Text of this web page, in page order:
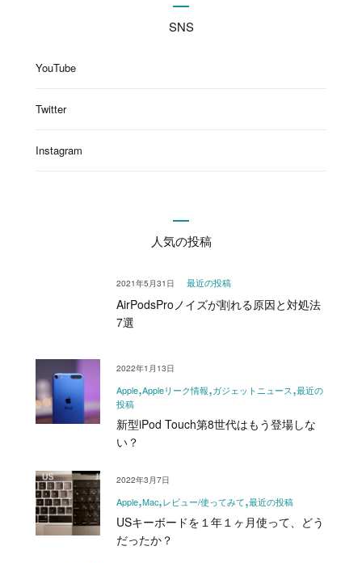
SNS
YouTube
Twitter
Instagram
人気の投稿
最近の投稿
AirPodsProノイズが割れる原因と対処法
7選
2021年5月31日
Apple Appleリーク情報 ガジェットニュース 最近の
投稿
新型iPod Touch第8世代はもう登場しな
い？
2022年1月13日
Apple Mac レビュー/使ってみて 最近の投稿
USキーボードを１年１ヶ月使って、どう
だったか？
2022年3月7日